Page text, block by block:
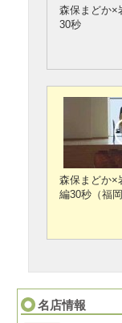
名店情報
森保まどか×
30秒
森保まどか×
編30秒（福岡